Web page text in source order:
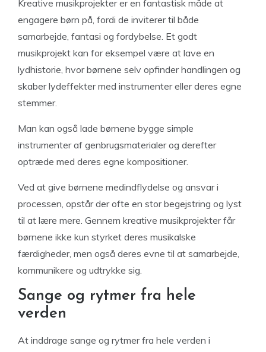
Kreative musikprojekter er en fantastisk måde at
engagere børn på, fordi de inviterer til både
samarbejde, fantasi og fordybelse. Et godt
musikprojekt kan for eksempel være at lave en
lydhistorie, hvor børnene selv opfinder handlingen og
skaber lydeffekter med instrumenter eller deres egne
stemmer.
Man kan også lade børnene bygge simple
instrumenter af genbrugsmaterialer og derefter
optræde med deres egne kompositioner.
Ved at give børnene medindflydelse og ansvar i
processen, opstår der ofte en stor begejstring og lyst
til at lære mere. Gennem kreative musikprojekter får
børnene ikke kun styrket deres musikalske
færdigheder, men også deres evne til at samarbejde,
kommunikere og udtrykke sig.
Sange og rytmer fra hele
verden
At inddrage sange og rytmer fra hele verden i